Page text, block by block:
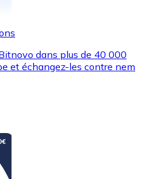
dans plus de 40 000
et échangez-les contre nem